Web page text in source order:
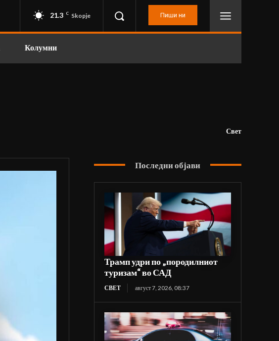
21.3 C Skopje Пиши ни
Колумни
Свет
Последни објави
Трамп удри по „породилниот
туризам“ во САД
СВЕТ август 7, 2026, 08:37